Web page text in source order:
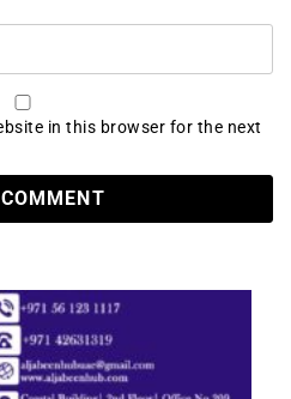
in this browser for the next